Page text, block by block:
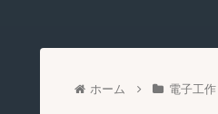
ホーム 電子工作